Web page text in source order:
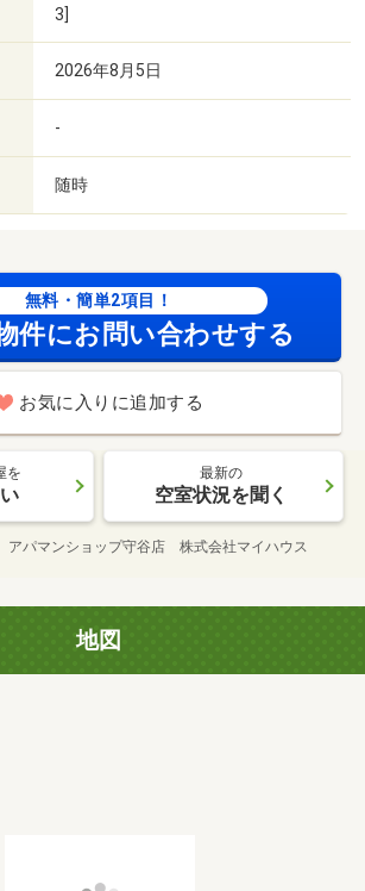
3]
2026年8月5日
-
随時
無料・簡単2項目！
件にお問い合わせする
お気に入りに追加する
を 最新の
空室状況を聞く
アパマンショップ守谷店 株式会社マイハウス
地図